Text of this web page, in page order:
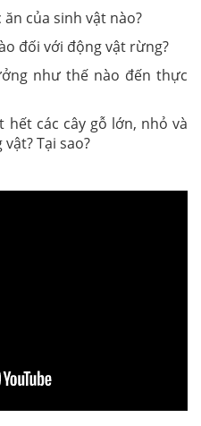
của sinh vật nào?
đối với động vật rừng?
như thế nào đến thực
các cây gỗ lớn, nhỏ và
Tại sao?